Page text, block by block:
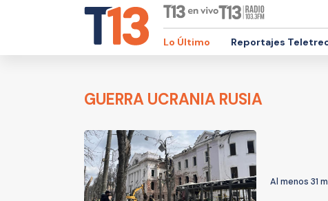
Lo Último Reportajes
GUERRA UCRANIA RUSIA
Al menos 31